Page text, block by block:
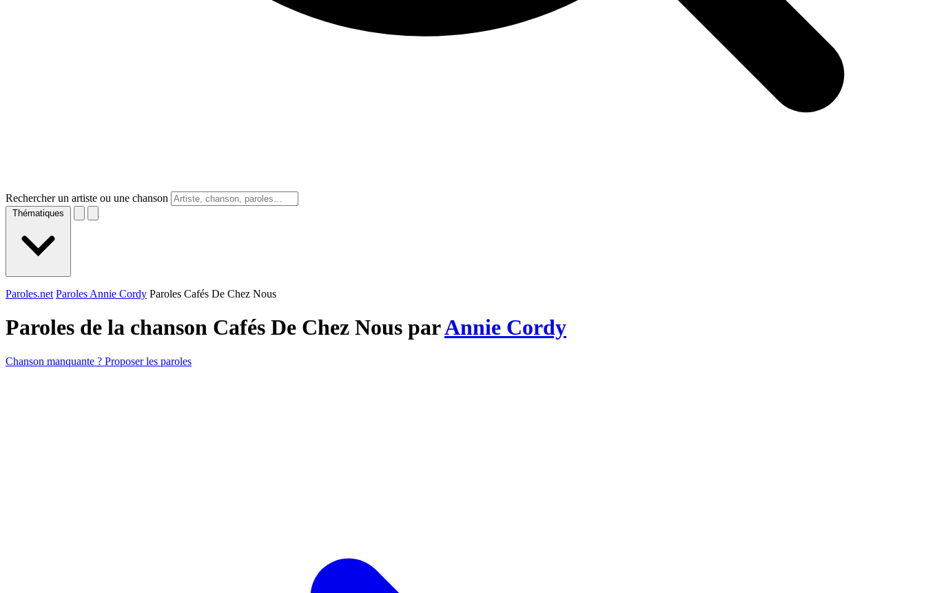
Rechercher un artiste ou une chanson
Thématiques
Paroles.net Paroles Annie Cordy Paroles Cafés De Chez Nous
Paroles de la chanson Cafés De Chez Nous parAnnie Cordy
Chanson manquante ? Proposer les paroles